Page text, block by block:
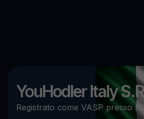
YouHodler Italy
Registrato come VASP presso